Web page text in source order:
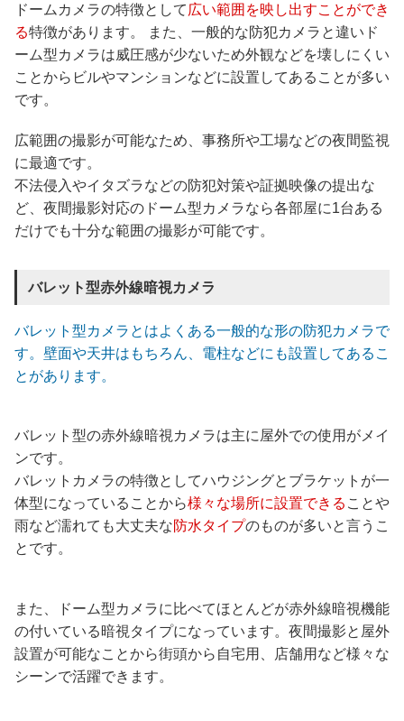
ドームカメラの特徴として 広い範囲を映し出すことができ
る特徴があります。 また、一般的な防犯カメラと違いド
ーム型カメラは威圧感が少ないため外観などを壊しにくい
ことからビルやマンションなどに設置してあることが多い
です。
広範囲の撮影が可能なため、事務所や工場などの夜間監視
に最適です。
不法侵入やイタズラなどの防犯対策や証拠映像の提出な
ど、夜間撮影対応のドーム型カメラなら各部屋に1台ある
だけでも十分な範囲の撮影が可能です。
バレット型赤外線暗視カメラ
バレット型カメラとはよくある一般的な形の防犯カメラで
す。壁面や天井はもちろん、電柱などにも設置してあるこ
とがあります。
バレット型の赤外線暗視カメラは主に屋外での使用がメイ
ンです。
バレットカメラの特徴としてハウジングとブラケットが一
体型になっていることから様々な場所に設置できる ことや
雨など濡れても大丈夫な防水タイプのものが多いと言うこ
とです。
また、ドーム型カメラに比べてほとんどが赤外線暗視機能
の付いている暗視タイプになっています。夜間撮影と屋外
設置が可能なことから街頭から自宅用、店舗用など様々な
シーンで活躍できます。